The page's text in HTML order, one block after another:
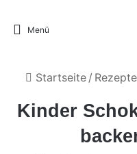
Menü
Startseite / Rezepte
Kinder